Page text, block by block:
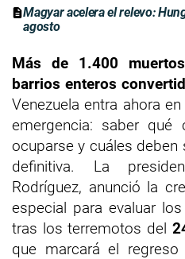
Magyar acelera el relevo:
agosto
Más de 1.400
barrios enteros
Venezuela entra ahora
emergencia: saber qué
ocuparse y cuáles
definitiva. La
Rodríguez, anunció la
especial para evaluar
tras los terremotos del
que marcará el